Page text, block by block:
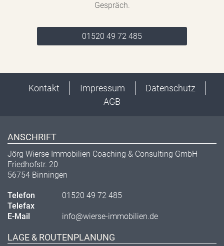
Gespräch.
01520 49 72 485
Kontakt Impressum
Datenschutz
AGB
ANSCHRIFT
Jörg Wierse Immobilien Coaching & Consulting GmbH
Friedhofstr. 20
56754 Binningen
Telefon
01520 49 72 485
Telefax
E-Mail
info@wierse-immobilien.de
LAGE & ROUTENPLANUNG